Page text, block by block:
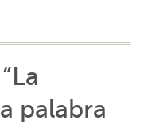
palabra